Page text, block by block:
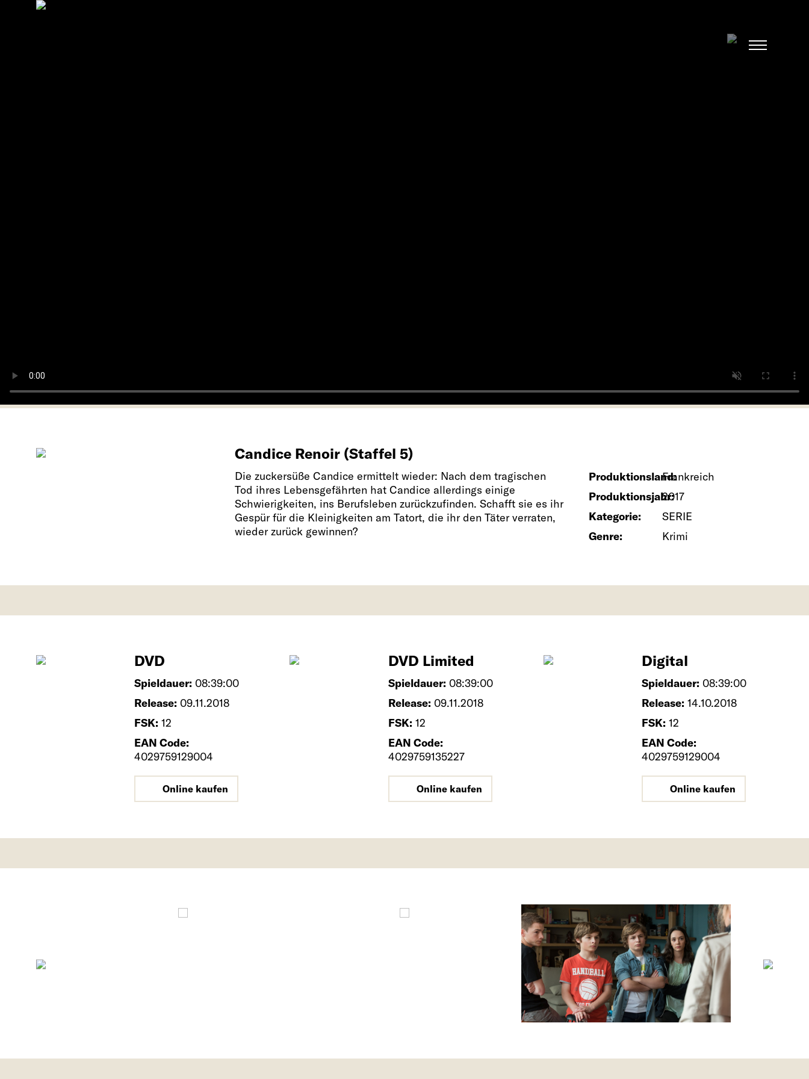
Candice Renoir (Staffel 5)
Die zuckersüße Candice ermittelt wieder: Nach dem tragischen
Tod ihres Lebensgefährten hat Candice allerdings einige
Schwierigkeiten, ins Berufsleben zurückzufinden. Schafft sie es ihr
Gespür für die Kleinigkeiten am Tatort, die ihr den Täter verraten,
wieder zurück gewinnen?
Produktionsland:Frankreich
Produktionsjahr:2017
Kategorie:
SERIE
Genre:
Krimi
DVD
Spieldauer: 08:39:00
Release: 09.11.2018
FSK: 12
EAN Code:
4029759129004
Online kaufen
DVD Limited
Spieldauer: 08:39:00
Release: 09.11.2018
FSK: 12
EAN Code:
4029759135227
Online kaufen
Digital
Spieldauer: 08:39:00
Release: 14.10.2018
FSK: 12
EAN Code:
4029759129004
Online kaufen